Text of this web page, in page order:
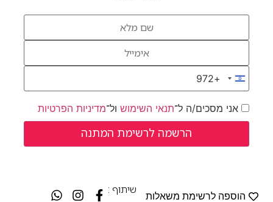
Israel +972
+972
אני מסכים/ה ל־תנאי השימושול־מדיניות הפרטיות
הוספה לרשימת משאלות
שיתוף :